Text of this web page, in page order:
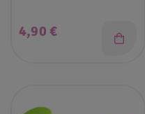
Precio
4,90 €